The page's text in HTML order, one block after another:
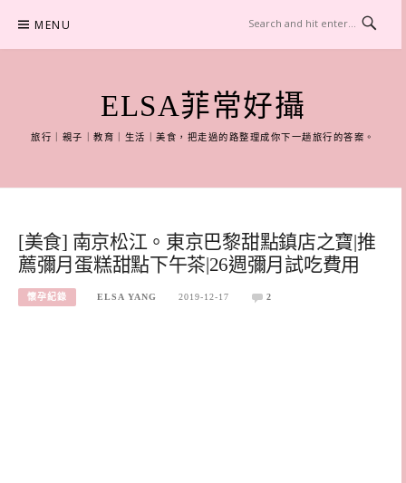
content
MENU
ELSA菲常好攝
旅行｜親子｜教育｜生活｜美食，把走過的路整理成你下一趟旅行的答案。
[美食] 南京松江。東京巴黎甜點鎮店之寶|推
薦彌月蛋糕甜點下午茶|26週彌月試吃費用
懷孕紀錄 ELSA YANG 2019-12-17 2